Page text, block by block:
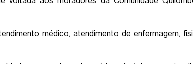
médico, atendimento de enfermagem,